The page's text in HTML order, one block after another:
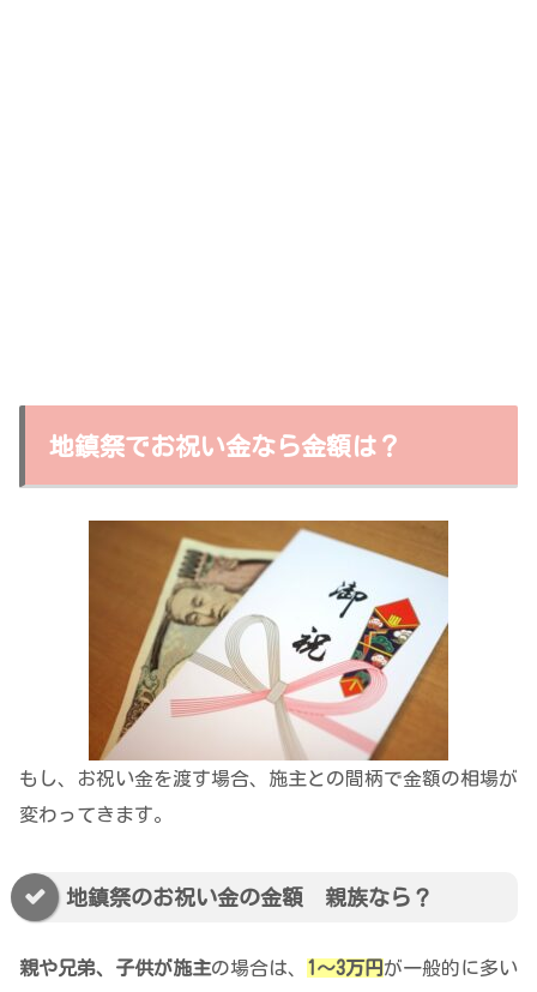
地鎮祭でお祝い金なら金額は？
もし、お祝い金を渡す場合、施主との間柄で金額の相場が
変わってきます。
地鎮祭のお祝い金の金額 親族なら？
親や兄弟、子供が施主の場合は、 1〜3万円 が一般的に多い